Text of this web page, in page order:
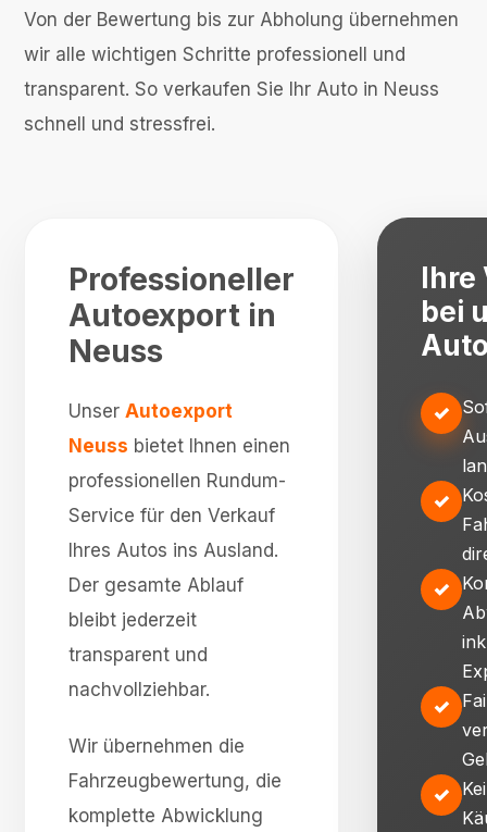
Von der Bewertung bis zur Abholung übernehmen
wir alle wichtigen Schritte professionell und
transparent. So verkaufen Sie Ihr Auto in Neuss
schnell und stressfrei.
Professioneller
Autoexport in
Neuss
Unser Autoexport
Neuss bietet Ihnen einen
professionellen Rundum-
Service für den Verkauf
Ihres Autos ins Ausland.
Der gesamte Ablauf
bleibt jederzeit
transparent und
nachvollziehbar.
Wir übernehmen die
Fahrzeugbewertung, die
komplette Abwicklung
Ihre
bei
✓
✓
✓
✓
✓